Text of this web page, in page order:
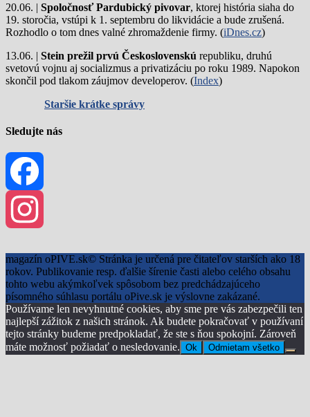
20.06. | Spoločnosť Pardubický pivovar, ktorej história siaha do
19. storočia, vstúpi k 1. septembru do likvidácie a bude zrušená.
Rozhodlo o tom dnes valné zhromaždenie firmy. (iDnes.cz)
13.06. | Stein prežil prvú Československú republiku, druhú
svetovú vojnu aj socializmus a privatizáciu po roku 1989. Napokon
skončil pod tlakom záujmov developerov. (Index)
Staršie krátke správy
Sledujte nás
Facebook
magazín oPIVE.sk© Stránka je určená pre čitateľov starších ako 18
rokov. Publikovanie resp. ďalšie šírenie časti alebo celého obsahu
tohto webu akýmkoľvek spôsobom bez predchádzajúceho
písomného súhlasu portálu oPive.sk je výslovne zakázané.
Používame len nevyhnutné cookies, aby sme pre vás zabezpečili ten
najlepší zážitok z našich stránok. Ak budete pokračovať v používaní
tejto stránky budeme predpokladať, že ste s ňou spokojní. Zároveň
máte možnosť požiadať o nesledovanie. Ok Odmietam všetko